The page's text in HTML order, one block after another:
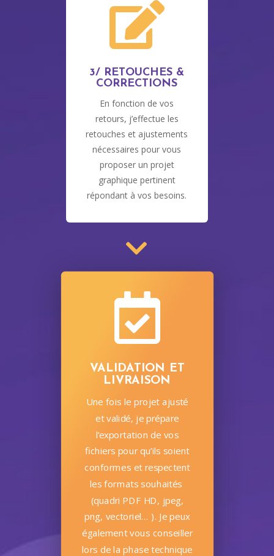

3/ RETOUCHES &
CORRECTIONS
En fonction de vos
retours, j’effectue les
retouches et ajustements
nécessaires pour vous
proposer un projet
graphique pertinent
répondant à vos besoins.


VALIDATION ET
LIVRAISON
Une fois le projet ajusté
et validé, je prépare
l’exportation de vos
fichiers pour qu’ils soient
conformes et respectent
les formats souhaités
(quadri PDF HD, jpeg,
png, vectoriel… ). Je peux
également vous conseiller
lors de la phase technique